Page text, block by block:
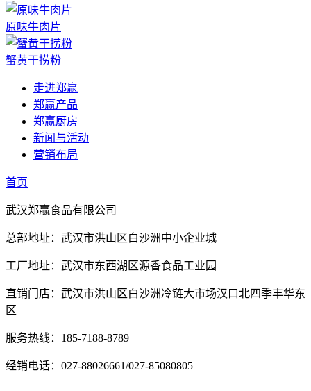
原味牛肉片
蟹黄干捞粉
走进郑赢
郑赢产品
郑赢厨房
新闻与活动
营销布局
首页
武汉郑赢食品有限公司
总部地址：武汉市洪山区白沙洲中小企业城
工厂地址：武汉市东西湖区源香食品工业园
直销门店：武汉市洪山区白沙洲冷链大市场汉口北四季丰华东
区
服务热线：185-7188-8789
经销电话：027-88026661/027-85080805